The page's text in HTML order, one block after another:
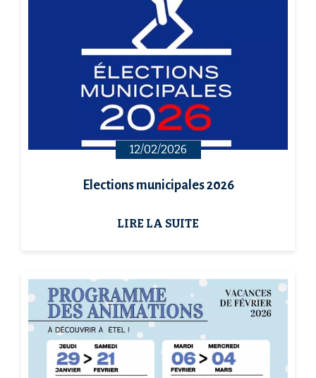
12/02/2026
Elections municipales 2026
LIRE LA SUITE